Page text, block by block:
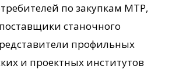
по закупкам МТР,
станочного
профильных
и проектных институтов